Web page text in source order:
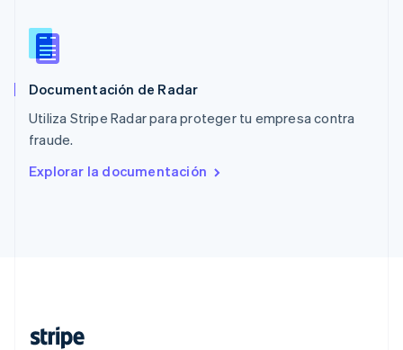
Documentación de Radar
Utiliza Stripe Radar para proteger tu empresa contra
fraude.
Explorar la documentación
Português
RAE de Hong Kong, China
Reino Unido
República Checa
English
English